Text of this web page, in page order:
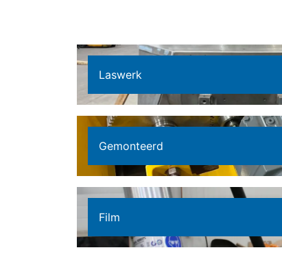
Laswerk
Gemonteerd
Film